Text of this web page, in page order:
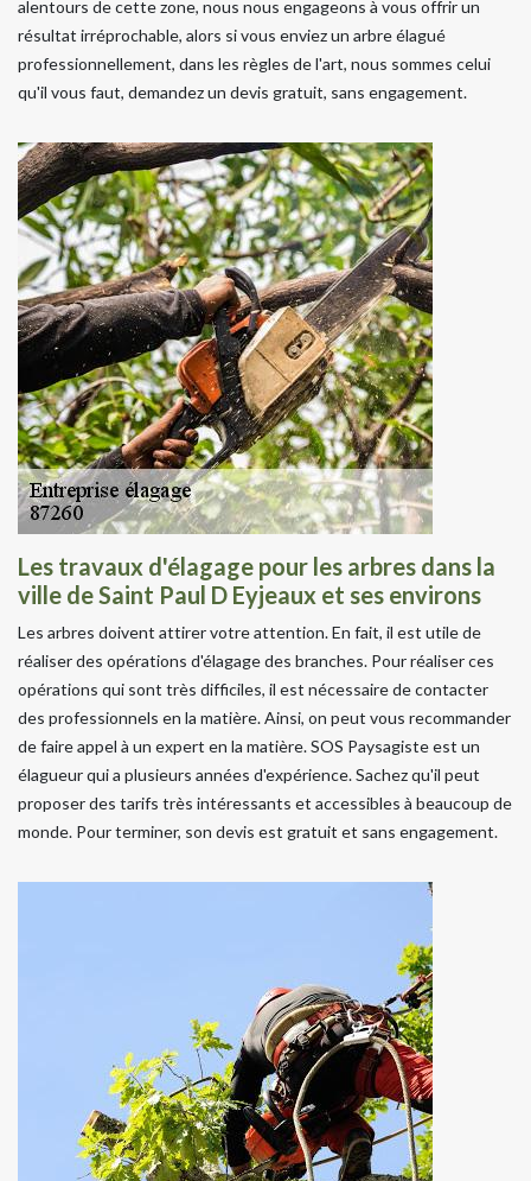
alentours de cette zone, nous nous engageons à vous offrir un
résultat irréprochable, alors si vous enviez un arbre élagué
professionnellement, dans les règles de l'art, nous sommes celui
qu'il vous faut, demandez un devis gratuit, sans engagement.
Les travaux d'élagage pour les arbres dans la
ville de Saint Paul D Eyjeaux et ses environs
Les arbres doivent attirer votre attention. En fait, il est utile de
réaliser des opérations d'élagage des branches. Pour réaliser ces
opérations qui sont très difficiles, il est nécessaire de contacter
des professionnels en la matière. Ainsi, on peut vous recommander
de faire appel à un expert en la matière. SOS Paysagiste est un
élagueur qui a plusieurs années d'expérience. Sachez qu'il peut
proposer des tarifs très intéressants et accessibles à beaucoup de
monde. Pour terminer, son devis est gratuit et sans engagement.